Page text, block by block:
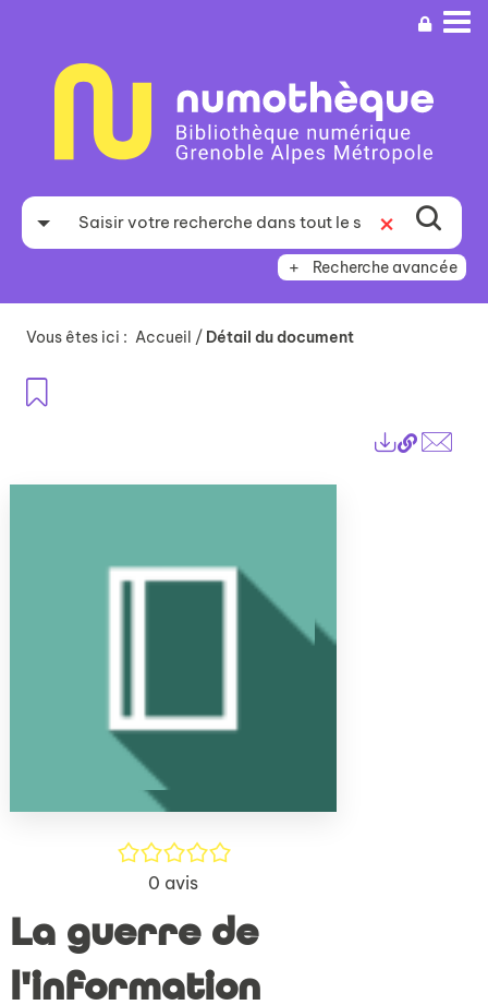
recherche
Recherche avancée
Vous êtes ici : Accueil / Détail du document
Lien
/5
0 avis
La guerre de
l'information